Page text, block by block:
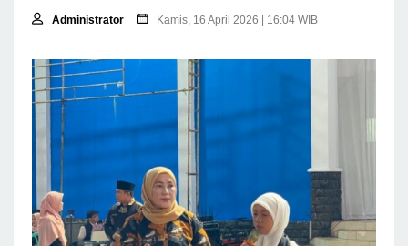
Administrator Kamis, 16 April 2026 | 16:04 WIB